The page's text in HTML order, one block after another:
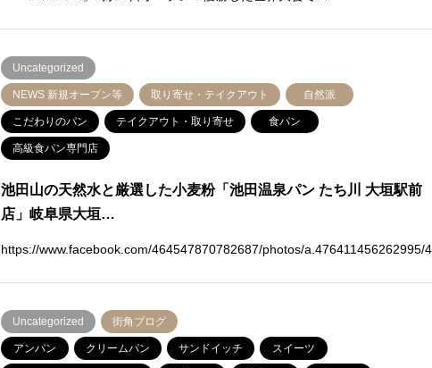
Uncategorized
NEWS 新規オープン等 取り寄せ・テイクアウト 自然派
こだわりのパン テイクアウト・取り寄せ 食パン
高級食パン専門店
池田山の天然水と厳選した小麦粉「池田温泉パン たち川 大垣駅前
店」岐阜県大垣…
https://www.facebook.com/464547870782687/photos/
Uncategorized 街角ブログ
アンパン クリームパン サンドイッチ スイーツ